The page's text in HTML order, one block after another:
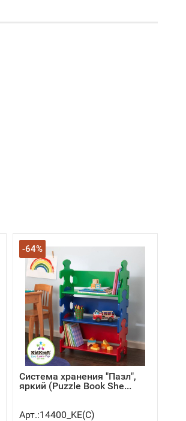
-64%
Система хранения "Пазл",
яркий (Puzzle Book She...
Арт.:14400_KE(C)